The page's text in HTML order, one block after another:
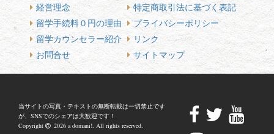
経営理念
留学手続料０円の理由
留学カウンセラー紹介
お問合せ
特定商取引法に基づく表記
プライバシーポリシー
リンク
サイトマップ
当サイトの写真・テキストの無断転載は一切禁止です
が、SNSでのシェアは大歓迎です！
Copyright
2026 a domani!. All rights reserved.